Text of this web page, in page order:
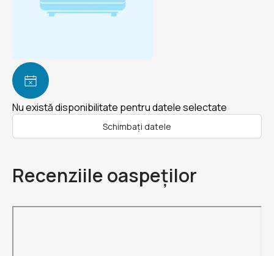
Nu există disponibilitate pentru datele selectate
Schimbați datele
Recenziile oaspeților